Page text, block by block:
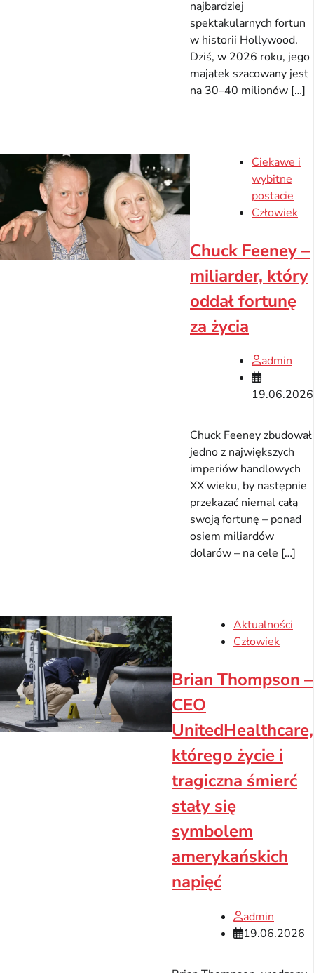
najbardziej
spektakularnych fortun
w historii Hollywood.
Dziś, w 2026 roku, jego
majątek szacowany jest
na 30–40 milionów […]
Ciekawe i
wybitne
postacie
Człowiek
Chuck Feeney –
miliarder, który
oddał fortunę
za życia
admin
19.06.2026
Chuck Feeney zbudował
jedno z największych
imperiów handlowych
XX wieku, by następnie
przekazać niemal całą
swoją fortunę – ponad
osiem miliardów
dolarów – na cele […]
Aktualności
Człowiek
Brian Thompson –
CEO
UnitedHealthcare,
którego życie i
tragiczna śmierć
stały się
symbolem
amerykańskich
napięć
admin
19.06.2026